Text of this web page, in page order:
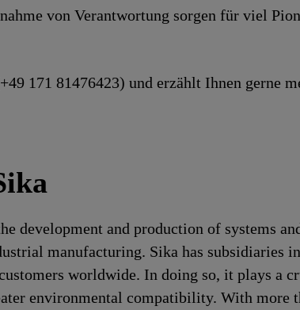
von Ver­ant­wor­tung sorgen für viel
171 81476423) und erzählt Ihnen gerne
development and production of systems
manufacturing. Sika has subsidiaries
worldwide. In doing so, it plays a
environmental compatibility. With more